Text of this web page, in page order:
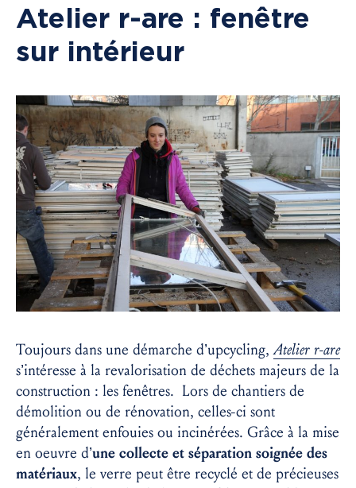
Atelier r-are : fenêtre
sur intérieur
Toujours dans une démarche d’upcycling,Atelier r-are
s’intéresse à la revalorisation de déchets majeurs de la
construction : les fenêtres. Lors de chantiers de
démolition ou de rénovation, celles-ci sont
généralement enfouies ou incinérées. Grâce à la mise
en oeuvre d’une collecte et séparation soignée des
matériaux, le verre peut être recyclé et de précieuses